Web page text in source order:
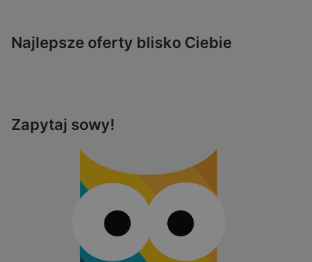
Najlepsze oferty blisko Ciebie
Zapytaj sowy!